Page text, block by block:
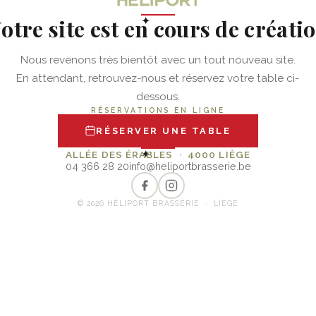
✦
site est en cours de
Nous revenons très bientôt avec un tout nouveau site.
En attendant, retrouvez-nous et réservez votre table ci-
dessous.
RÉSERVATIONS EN LIGNE
RÉSERVER UNE TABLE
✦
ALLÉE DES ÉRABLES · 4000 LIÈGE
04 366 28 20info@heliportbrasserie.be
© 2026 HÉLIPORT BRASSERIE · LIÈGE